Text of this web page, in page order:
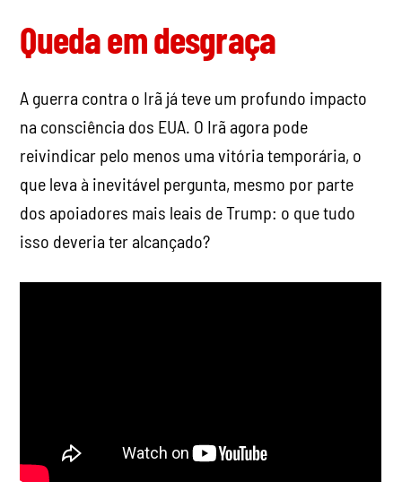
Queda em desgraça
A guerra contra o Irã já teve um profundo impacto
na consciência dos EUA. O Irã agora pode
reivindicar pelo menos uma vitória temporária, o
que leva à inevitável pergunta, mesmo por parte
dos apoiadores mais leais de Trump: o que tudo
isso deveria ter alcançado?